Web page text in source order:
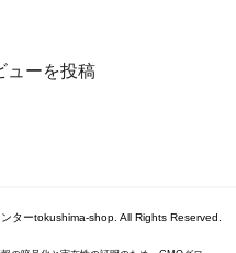
ューを投稿
ターtokushima-shop. All Rights Reserved.